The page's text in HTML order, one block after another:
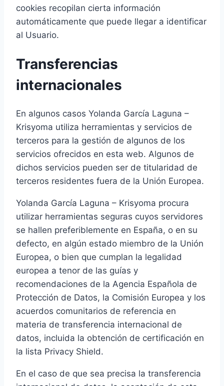
cookies recopilan cierta información
automáticamente que puede llegar a identificar
al Usuario.
Transferencias
internacionales
En algunos casos Yolanda García Laguna –
Krisyoma utiliza herramientas y servicios de
terceros para la gestión de algunos de los
servicios ofrecidos en esta web. Algunos de
dichos servicios pueden ser de titularidad de
terceros residentes fuera de la Unión Europea.
Yolanda García Laguna – Krisyoma procura
utilizar herramientas seguras cuyos servidores
se hallen preferiblemente en España, o en su
defecto, en algún estado miembro de la Unión
Europea, o bien que cumplan la legalidad
europea a tenor de las guías y
recomendaciones de la Agencia Española de
Protección de Datos, la Comisión Europea y los
acuerdos comunitarios de referencia en
materia de transferencia internacional de
datos, incluida la obtención de certificación en
la lista Privacy Shield.
En el caso de que sea precisa la transferencia